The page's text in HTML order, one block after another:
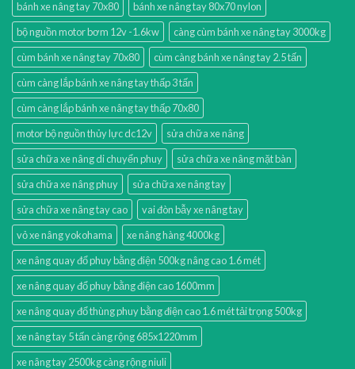
bánh xe nâng tay 70x80
bánh xe nâng tay 80x70 nylon
bộ nguồn motor bơm 12v -1.6kw
càng cùm bánh xe nâng tay 3000kg
cùm bánh xe nâng tay 70x80
cùm càng bánh xe nâng tay 2.5 tấn
cùm càng lắp bánh xe nâng tay thấp 3 tấn
cùm càng lắp bánh xe nâng tay thấp 70x80
motor bộ nguồn thủy lực dc12v
sửa chữa xe nâng
sửa chữa xe nâng di chuyển phuy
sửa chữa xe nâng mặt bàn
sửa chữa xe nâng phuy
sửa chữa xe nâng tay
sửa chữa xe nâng tay cao
vai đòn bẫy xe nâng tay
vỏ xe nâng yokohama
xe nâng hàng 4000kg
xe nâng quay đổ phuy bằng điện 500kg nâng cao 1.6 mét
xe nâng quay đổ phuy bằng điện cao 1600mm
xe nâng quay đổ thùng phuy bằng điện cao 1.6 mét tải trọng 500kg
xe nâng tay 5 tấn càng rộng 685x1220mm
xe nâng tay 2500kg càng rộng niuli